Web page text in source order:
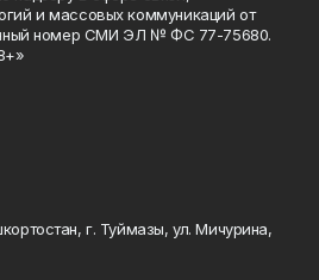
и массовых коммуникаций от
номер СМИ ЭЛ № ФС 77-75680.
г. Туймазы, ул. Мичурина,